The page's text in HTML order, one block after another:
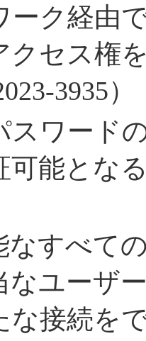
ーク経由
クセス権
3935）
スワード
可能とな
なすべて
なユーザ
な接続を